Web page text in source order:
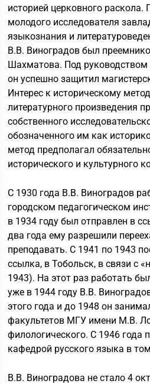
историей церковного
молодого исследователя
языкознания и
В.В. Виноградов был
Шахматова. Под руководством
он успешно защитил
Интерес к историческому
литературного произведения
собственного
обозначенного им как
метод предполагал
исторического и культурного
С 1930 года В.В. Виноградов
городском педагогическом
в 1934 году был отправлен в
два года ему разрешили
преподавать. С 1941 по 1943
ссылка, в Тобольск, в связи с
1943). На этот раз работать
уже в 1944 году В.В.
этого года и до 1948 он
факультетов МГУ имени М.В.
филологического. С 1946 года
кафедрой русского языка в
В.В. Виноградова не стало 4